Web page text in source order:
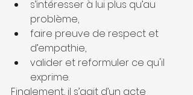
s’intéresser à lui plus qu’au
problème,
faire preuve de respect et
d’empathie,
valider et reformuler ce qu'il
exprime.
Finalement, il s’agit d’un acte